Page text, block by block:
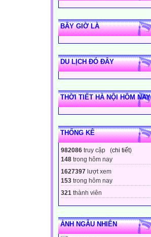
BÂY GIỜ LÀ
DU LỊCH ĐÓ ĐÂY
THỜI TIẾT HÀ NỘI HÔM NAY
THỐNG KÊ
982086 truy cập (chi tiết)
148 trong hôm nay
1627397 lượt xem
153 trong hôm nay
321 thành viên
ẢNH NGẪU NHIÊN